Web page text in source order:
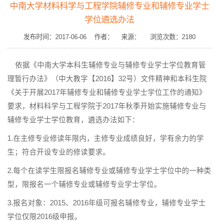
中南大学材料科学与工程学院辅修专业和辅修专业学士
学位遴选办法
发布时间：2017-06-06 作者： 来源： 浏览次数： 2180
依据《中南大学本科生辅修专业与辅修专业学士学位教育管
理暂行办法》（中大教字【2016】32号）文件精神和本科生院
《关于开展2017年辅修专业和辅修专业学士学位工作的通知》
要求，材料科学与工程学院于2017年秋季开始实施辅修专业与
辅修专业学士学位教育，遴选办法如下：
1.在主修专业修读年限内，主修专业成绩良好，学有余力的学
生；符合开设专业的修读要求。
2.每个在读学生限报名辅修专业或辅修专业学士学位中的一种类
型，限报名一个辅修专业或辅修专业学士学位。
3.报名对象：2015、2016年级可报名辅修专业，辅修专业学士
学位仅限2016级申报。